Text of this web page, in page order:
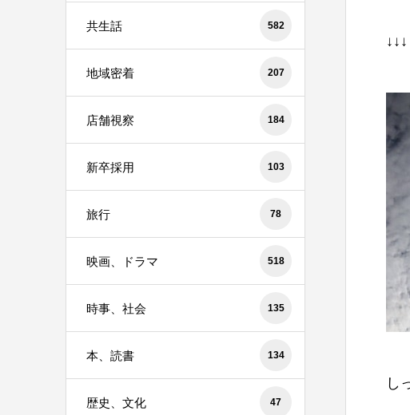
↓↓↓
し
共生話 582
地域密着 207
店舗視察 184
新卒採用 103
旅行 78
映画、ドラマ 518
時事、社会 135
本、読書 134
歴史、文化 47